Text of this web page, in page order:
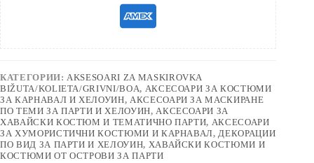
КАТЕГОРИИ: AKSESOARI ZA MASKIROVKA
BIŽUTA/KOLIETA/GRIVNI/BOA, АКСЕСОАРИ ЗА КОСТЮМИ
ЗА КАРНАВАЛ И ХЕЛОУИН, АКСЕСОАРИ ЗА МАСКИРАНЕ
ПО ТЕМИ ЗА ПАРТИ И ХЕЛОУИН, АКСЕСОАРИ ЗА
ХАВАЙСКИ КОСТЮМ И ТЕМАТИЧНО ПАРТИ, АКСЕСОАРИ
ЗА ХУМОРИСТИЧНИ КОСТЮМИ И КАРНАВАЛ, ДЕКОРАЦИИ
ПО ВИД ЗА ПАРТИ И ХЕЛОУИН, ХАВАЙСКИ КОСТЮМИ И
КОСТЮМИ ОТ ОСТРОВИ ЗА ПАРТИ